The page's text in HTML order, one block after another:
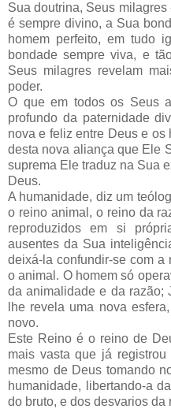
Sua doutrina, Seus
é sempre divino, a Sua
homem perfeito, em tudo
bondade sempre viva, e
Seus milagres revelam
poder.
O que em todos os Seus
profundo da paternidade
nova e feliz entre Deus e
desta nova aliança que Ele
suprema Ele traduz na Sua
Deus.
A humanidade, diz um
o reino animal, o reino da
reproduzidos em si
ausentes da Sua
deixá-la confundir-se com a
o animal. O homem só
da animalidade e da razão;
lhe revela uma nova
novo.
Este Reino é o reino de
mais vasta que já
mesmo de Deus tomando
humanidade, libertando-a
do bruto, e dos desvarios